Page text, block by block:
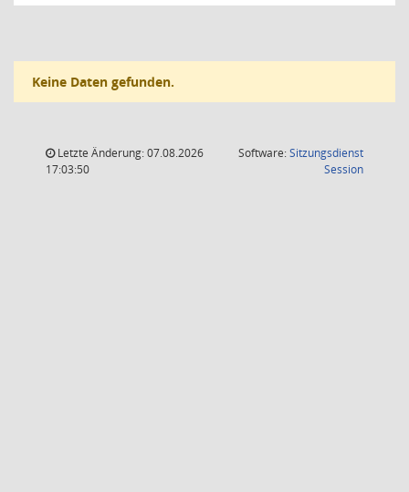
Keine Daten gefunden.
Letzte Änderung: 07.08.2026
17:03:50
Software:Sitzungsdienst
Session(Wird in